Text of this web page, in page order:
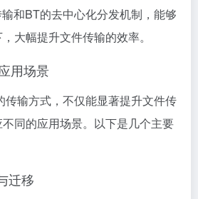
和BT的去中心化分发机制，能够
大幅提升文件传输的效率。
用场景
输方式，不仅能显著提升文件传
同的应用场景。以下是几个主要
迁移